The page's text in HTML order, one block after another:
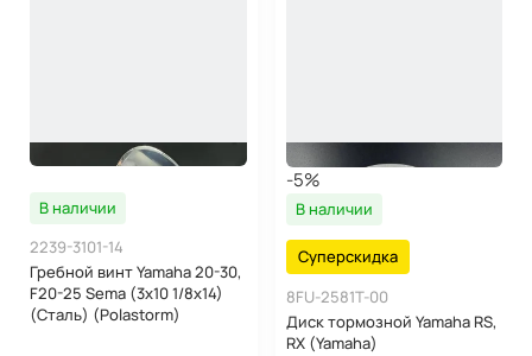
В наличии
2239-3101-14
Гребной винт Yamaha 20-30,
F20-25 Sema (3x10 1/8x14)
(Сталь) (Polastorm)
-5%
В наличии
Суперскидка
8FU-2581T-00
Диск тормозной Yamaha RS,
RX (Yamaha)